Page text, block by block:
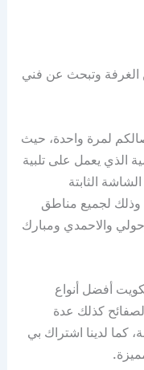
الغرفة وتبحث عن فني
لمرة واحدة، حيث
الذي يعمل على تلبية
الثابتة
لجميع مناطق
والاحمدي ومبارك
أفضل أنواع
كذلك عدة
كما لدينا اشتراك بي